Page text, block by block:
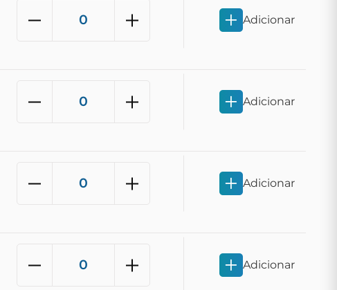
Adicionar
Adicionar
Adicionar
Adicionar